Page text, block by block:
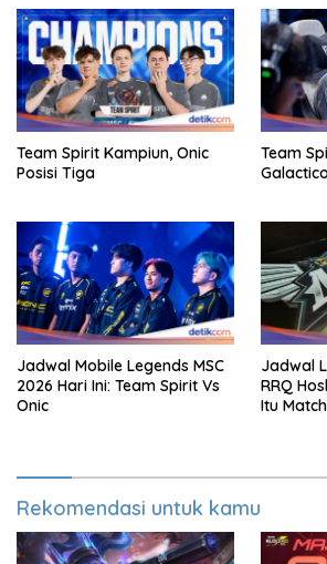
Team Spirit Kampiun, Onic
Posisi Tiga
Team
Jadwal Mobile Legends MSC
2026 Hari Ini: Team Spirit Vs
Onic
Jadwal
RRQ
Itu
Rekomendasi untuk kamu